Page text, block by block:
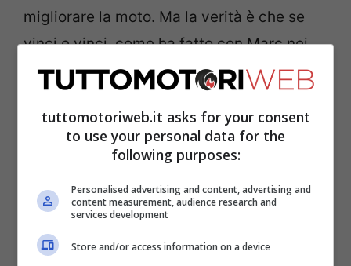
migliorare la moto. Ma la verità è che se
vinci e vinci, come ha fatto con Marc nei
sette anni dal 2012 al 2019, non ha senso
cambiare drasticamente direzione. Un
simile approccio non giustificherebbe il
corrispondente investimento”.
Una RC213V
“personalizzata”
tuttomotoriweb.it asks for your consent
to use your personal data for the
following purposes:
Personalised advertising and content, advertising and
content measurement, audience research and
services development
Store and/or access information on a device